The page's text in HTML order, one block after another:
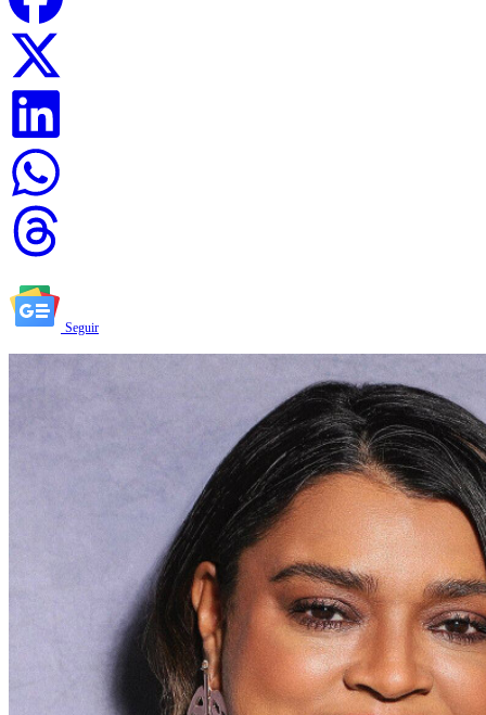
Seguir